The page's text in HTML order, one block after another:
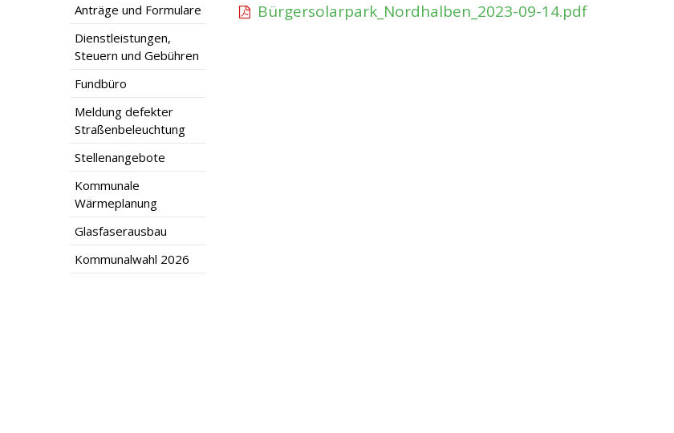
Anträge und Formulare
Dienstleistungen,
Steuern und Gebühren
Fundbüro
Meldung defekter
Straßenbeleuchtung
Stellenangebote
Kommunale
Wärmeplanung
Glasfaserausbau
Kommunalwahl 2026
Bürgersolarpark_Nordhalben_2023-09-14.pdf